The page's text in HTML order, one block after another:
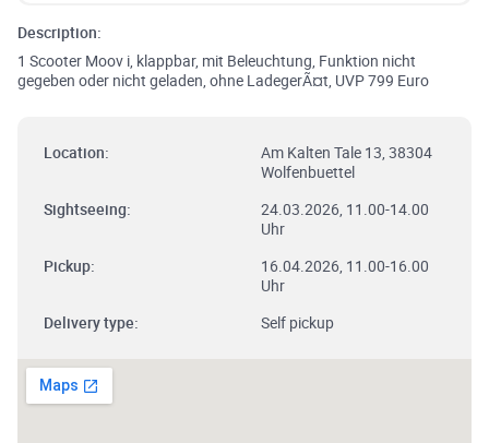
Description:
1 Scooter Moov i, klappbar, mit Beleuchtung, Funktion nicht
gegeben oder nicht geladen, ohne LadegerÃ¤t, UVP 799 Euro
Location:
Am Kalten Tale 13, 38304
Wolfenbuettel
Sightseeing:
24.03.2026, 11.00-14.00
Uhr
Pickup:
16.04.2026, 11.00-16.00
Uhr
Delivery type:
Self pickup